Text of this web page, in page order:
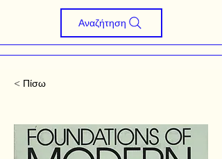
Αναζήτηση
< Πίσω